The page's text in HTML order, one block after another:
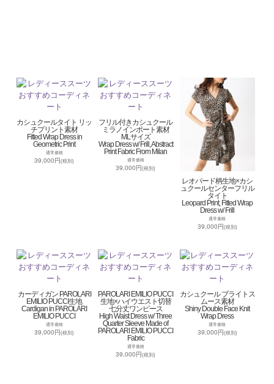
カシュクールタイト リッ
チプリント素材
Fitted Wrap Dress in
Geometric Print
通常価格
39,000円(税別)
フリル付きカシュクール
ミラノインポート素材
MLサイズ
Wrap Dress w/ Frill, Abstract
Print Fabric From Milan
通常価格
39,000円(税別)
レオパード柄生地×カシ
ュクールセンターフリル
タイト
Leopard Print, Fitted Wrap
Dress w/ Frill
通常価格
39,000円(税別)
カーディガン PAROLARI
EMILIO PUCCI生地
Cardigan in PAROLARI
EMILIO PUCCI
通常価格
39,000円(税別)
PAROLARI EMILIO PUCCI
生地×ハイウエスト切替
七分丈ワンピース
High Waist Dress w/ Three
Quarter Sleeve Made of
PAROLARI EMILIO PUCCI
Fabric
通常価格
39,000円(税別)
カシュクール ブライトス
ムース素材
Shiny Double Face Knit
Wrap Dress
通常価格
39,000円(税別)